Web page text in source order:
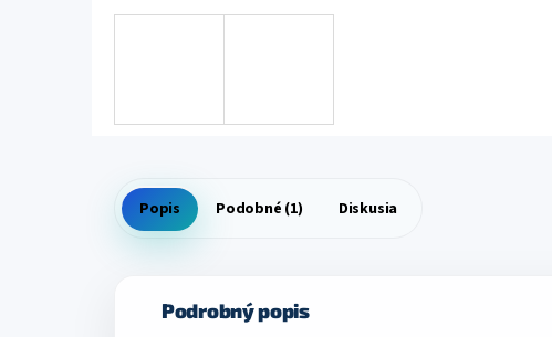
Popis Podobné (1) Diskusia
Podrobný popis